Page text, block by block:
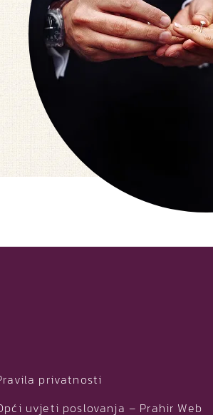
privatnosti
uvjeti poslovanja – Prahir Web